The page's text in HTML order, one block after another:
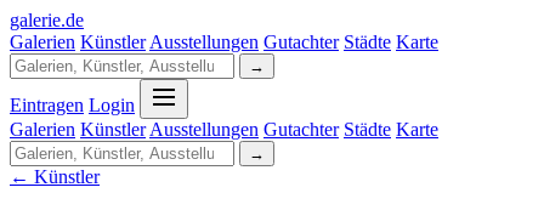
galerie.de
Galerien Künstler Ausstellungen Gutachter Städte Karte
→
Eintragen Login
Galerien Künstler Ausstellungen Gutachter Städte Karte
→
← Künstler